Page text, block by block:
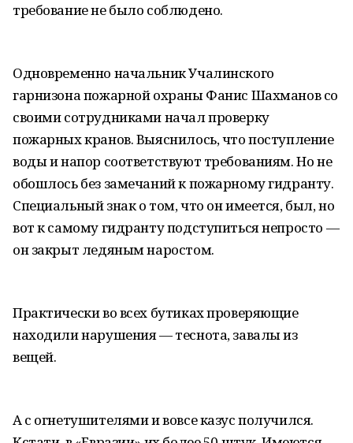
требование не было соблюдено.
Одновременно начальник Учалинского
гарнизона пожарной охраны Фанис Шахманов со
своими сотрудниками начал проверку
пожарных кранов. Выяснилось, что поступление
воды и напор соответствуют требованиям. Но не
обошлось без замечаний к пожарному гидранту.
Специальный знак о том, что он имеется, был, но
вот к самому гидранту подступиться непросто —
он закрыт ледяным наростом.
Практически во всех бутиках проверяющие
находили нарушения — теснота, завалы из
вещей.
А с огнетушителями и вовсе казус получился.